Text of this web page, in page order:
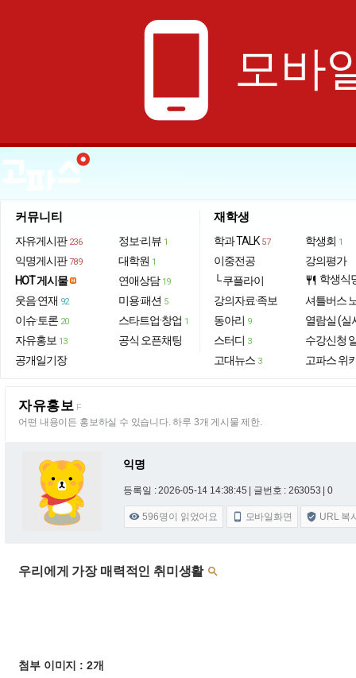
phone_android 모바
커뮤니티
자유게시판 236
익명게시판 789
HOT 게시물
웃음·연재 92
이슈·토론 20
자유홍보 13
공개일기장
정보·리뷰 1
대학원 1
연애상담 19
미용·패션 5
스타트업·창업 1
공식 오픈채팅
재학생
학과 TALK 57
이중전공
└ 쿠플라이
강의자료·족보
동아리 9
스터디 3
고대뉴스 3
학생회 1
강의평가
restaurant 학생식
셔틀버스
열람실 (실
수강신청
고파스 위
자유홍보 F
어떤 내용이든 홍보하실 수 있습니다. 하루 3개 게시물 제한.
익명
등록일 : 2026-05-14 14:38:45 | 글번호 : 263053 | 0
 596명이 읽었어요  모바일화면  URL 복
우리에게 가장 매력적인 취미생활 
첨부 이미지 : 2개